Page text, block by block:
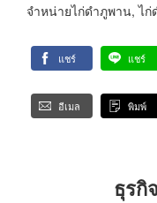
จำหน่ายไก่ดำภูพาน, ไ
แชร์ แชร์
อีเมล พิมพ์
ธุรกิ